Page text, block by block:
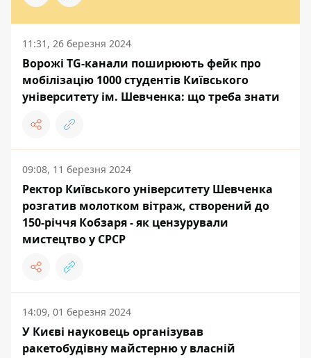
11:31, 26 березня 2024
Ворожі TG-канали поширюють фейк про
мобілізацію 1000 студентів Київського
університету ім. Шевченка: що треба знати
09:08, 11 березня 2024
Ректор Київського університету Шевченка
розгатив молотком вітраж, створений до
150-річчя Кобзаря - як цензурували
мистецтво у СРСР
14:09, 01 березня 2024
У Києві науковець організував
ракетобудівну майстерню у власній